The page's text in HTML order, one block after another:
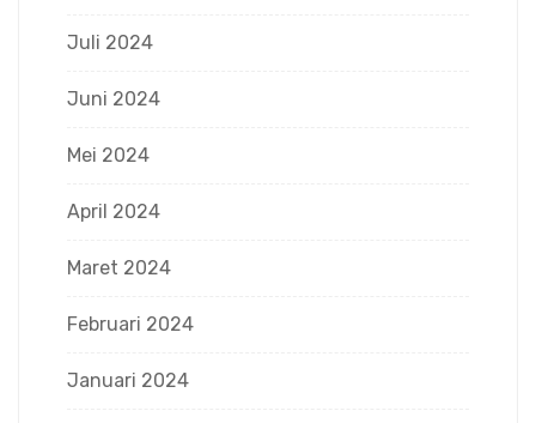
Juli 2024
Juni 2024
Mei 2024
April 2024
Maret 2024
Februari 2024
Januari 2024